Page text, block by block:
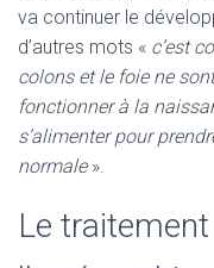
va continuer le
d’autres mots « c’est
colons et le foie ne
fonctionner à la
s’alimenter pour
normale ».
Le